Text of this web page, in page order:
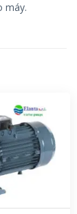
máy.